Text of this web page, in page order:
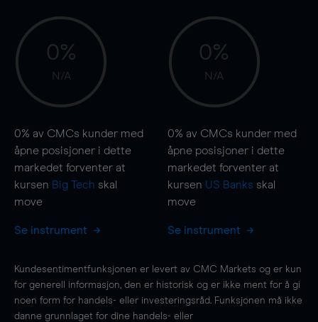
0%
N/A
0% av CMCs kunder med
åpne posisjoner i dette
markedet forventer at
kursen Big Tech skal
move
Se instrument
0%
N/A
0% av CMCs kunder med
åpne posisjoner i dette
markedet forventer at
kursen US Banks skal
move
Se instrument
Kundesentimentfunksjonen er levert av CMC Markets og er kun
for generell informasjon, den er historisk og er ikke ment for å gi
noen form for handels- eller investeringsråd. Funksjonen må ikke
danne grunnlaget for dine handels- eller